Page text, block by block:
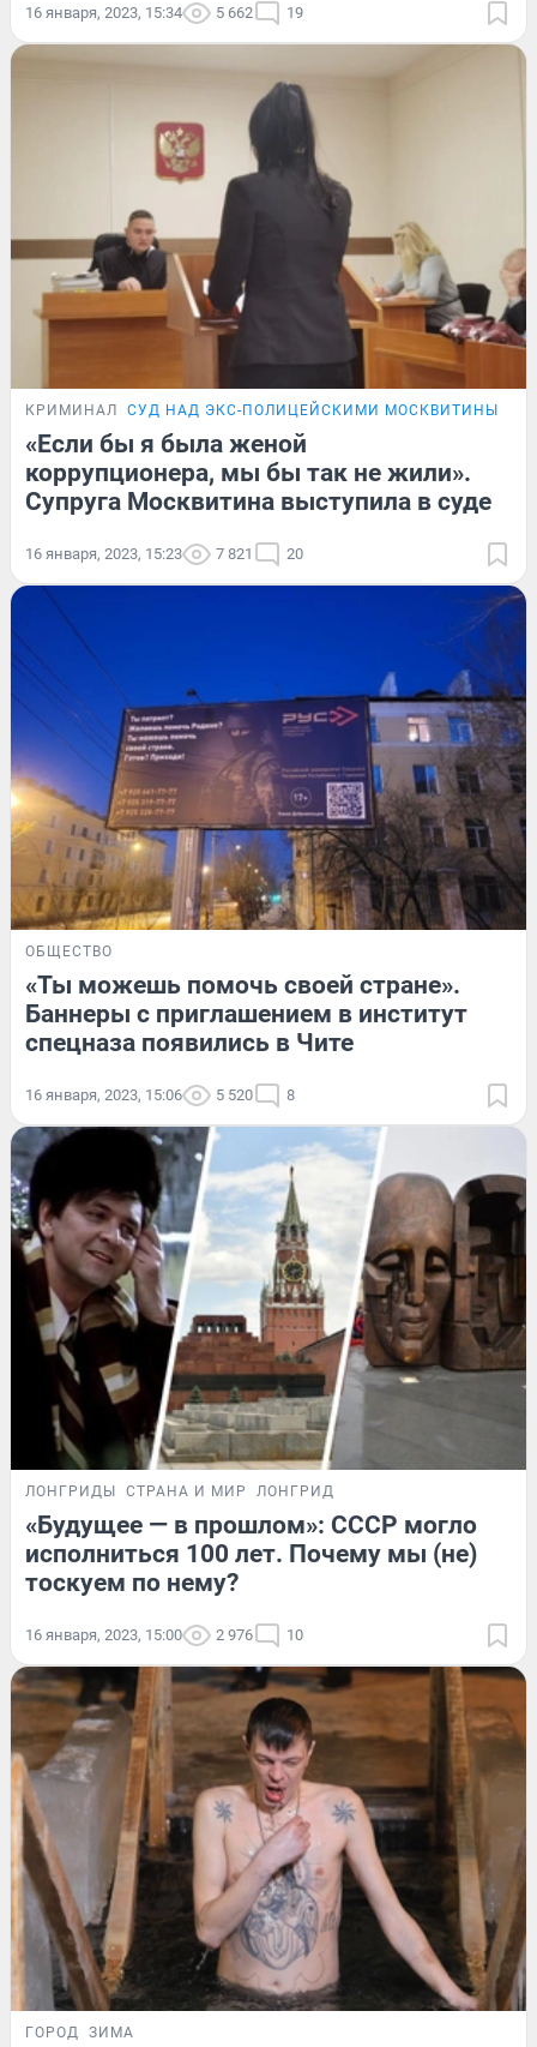
16 января, 2023, 15:34 5 662 19
КРИМИНАЛ СУД НАД ЭКС-ПОЛИЦЕЙСКИМИ МОСКВИТИНЫМ И
«Если бы я была женой
коррупционера, мы бы так не жили».
Супруга Москвитина выступила в суде
16 января, 2023, 15:23 7 821 20
ОБЩЕСТВО
«Ты можешь помочь своей стране».
Баннеры с приглашением в институт
спецназа появились в Чите
16 января, 2023, 15:06 5 520 8
ЛОНГРИДЫ СТРАНА И МИР ЛОНГРИД
«Будущее — в прошлом»: СССР могло
исполниться 100 лет. Почему мы (не)
тоскуем по нему?
16 января, 2023, 15:00 2 976 10
ГОРОД ЗИМА